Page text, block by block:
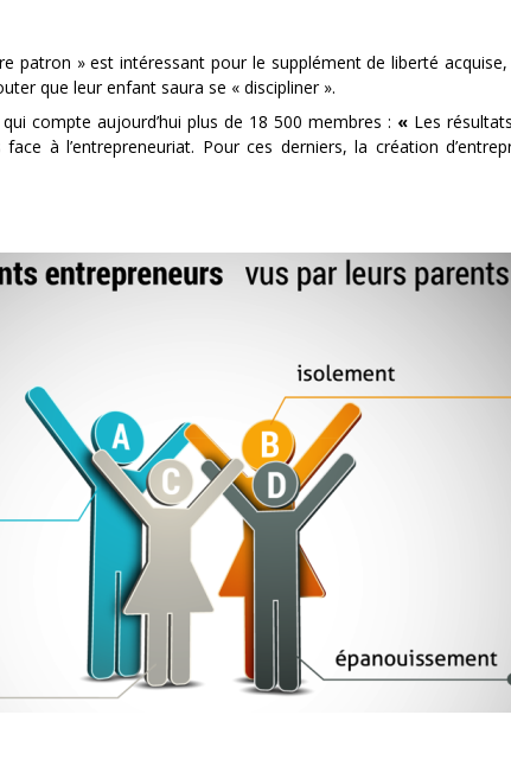
patron » est intéressant pour le supplément de liberté
que leur enfant saura se « discipliner ».
compte aujourd’hui plus de 18 500 membres : « Les
à l’entrepreneuriat. Pour ces derniers, la création